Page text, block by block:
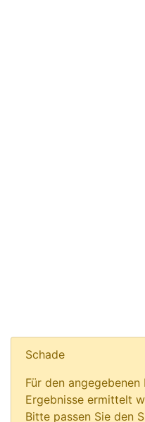
Schade
Für den
Ergebnisse ermittelt
Bitte passen Sie den